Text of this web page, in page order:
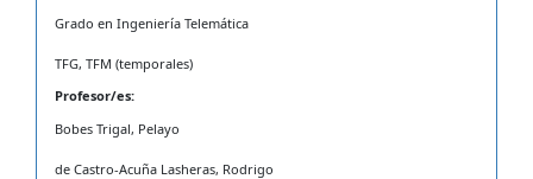
Grado en Ingeniería Telemática
TFG, TFM (temporales)
Profesor/es:
Bobes Trigal, Pelayo
de Castro-Acuña Lasheras, Rodrigo